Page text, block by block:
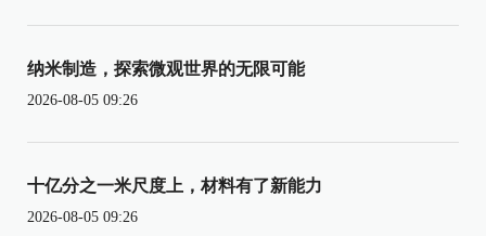
纳米制造，探索微观世界的无限可能
2026-08-05 09:26
十亿分之一米尺度上，材料有了新能力
2026-08-05 09:26